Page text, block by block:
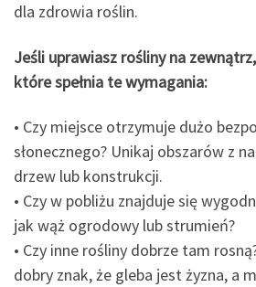
dla zdrowia roślin.
Jeśli uprawiasz rośliny na
które spełnia te wymagania:
• Czy miejsce otrzymuje dużo
słonecznego? Unikaj obszarów z
drzew lub konstrukcji.
• Czy w pobliżu znajduje się
jak wąż ogrodowy lub strumień?
• Czy inne rośliny dobrze tam
dobry znak, że gleba jest żyzna, a